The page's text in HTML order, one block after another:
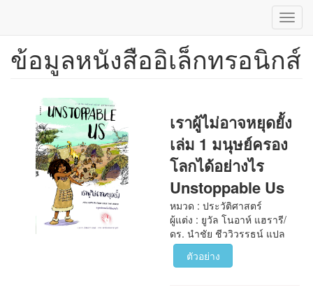
ข้าม
ข้อมูลหนังสืออิเล็กทรอนิกส์
เราผู้ไม่อาจหยุดยั้ง
เล่ม 1 มนุษย์ครอง
โลกได้อย่างไร
Unstoppable Us
หมวด : ประวัติศาสตร์
ผู้แต่ง : ยูวัล โนอาห์ แฮรารี/
ดร. นำชัย ชีววิวรรธน์ แปล
ตัวอย่าง